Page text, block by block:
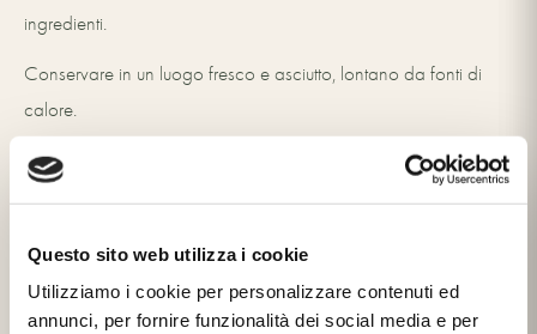
Questo sito web utilizza i cookie
Utilizziamo i cookie per personalizzare contenuti ed
annunci, per fornire funzionalità dei social media e per
ingredienti.
Conservare in un luogo fresco e asciutto, lontano da fonti di
calore.
Formato:
Farina di GRANO tenero (tipo 0) (46%), BURRO (35%), Acqua,
Scarica la scheda nutrizionale